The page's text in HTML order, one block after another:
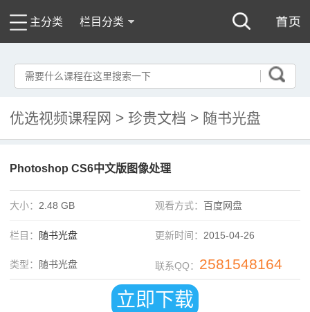
主分类 栏目分类
优选视频课程网 > 珍贵文档 > 随书光盘
Photoshop CS6中文版图像处理
大小： 2.48 GB 观看方式： 百度网盘
栏目： 随书光盘 更新时间： 2015-04-26
类型： 随书光盘 联系QQ： 2581548164
立即下载